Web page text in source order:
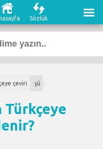
Sözlük
çeviri şû
Türkçeye